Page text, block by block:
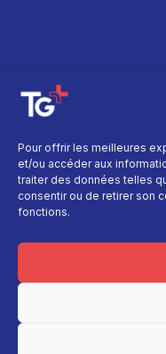
Pour offrir les meilleures
et/ou accéder aux
traiter des données telles
consentir ou de retirer son
fonctions.